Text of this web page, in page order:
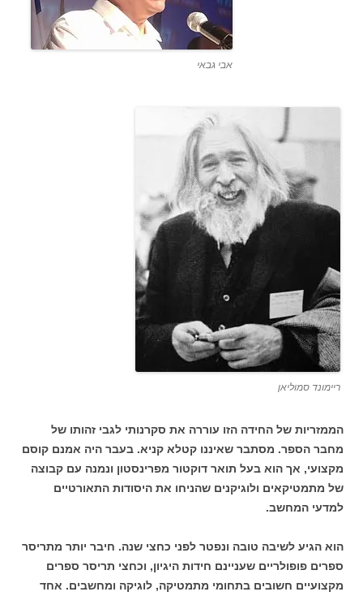
אבי גבאי
ריימונד סמוליאן
הממזריות של החידה הזו עוררה את סקרנותי לגבי זהותו של
מחבר הספר. מסתבר שאיננו קטלא קניא. בעבר היה אמנם קוסם
מקצועי, אך הוא בעל תואר דוקטור מפרינסטון ונמנה עם קבוצה
של מתמטיקאים ולוגיקנים שהניחו את היסודות התאורטיים
למדעי המחשב.
הוא הגיע לשיבה טובה ונפטר לפני כחצי שנה. חיבר יותר מתריסר
ספרים פופולריים שעניינם חידות היגיון, וכחצי תריסר ספרים
מקצועיים חשובים בתחומי מתמטיקה, לוגיקה ומחשבים. אחד